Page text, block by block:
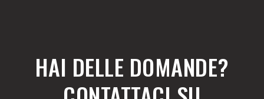
HAI DELLE DOMANDE?